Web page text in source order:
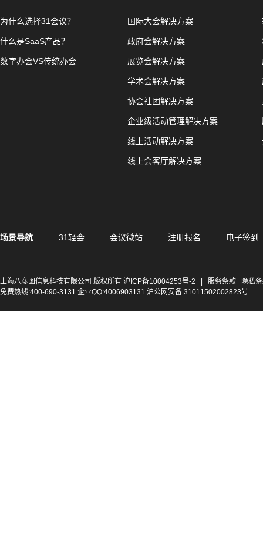
为什么选择31会议？
什么是SaaS产品？
数字办会VS传统办会
国际大会解决方案
政府会解决方案
展览会解决方案
学术会解决方案
协会社团解决方案
企业级活动管理解决方案
线上活动解决方案
线上会客厅解决方案
场景导航 31轻会 会议微站 注册报名 电子签到
上海八彦图信息科技有限公司 版权所有 沪ICP备10004253号-2 服务条款
隐私
免费热线:400-690-3131 企业QQ:4006903131 沪公网安备 31011502002823号